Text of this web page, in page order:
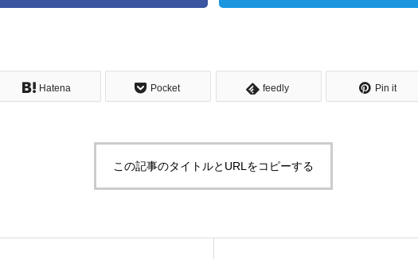
Hatena Pocket feedly Pin it
この記事のタイトルとURLをコピーする